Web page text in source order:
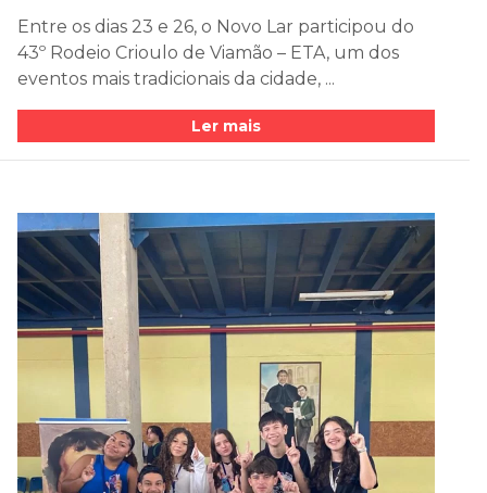
Entre os dias 23 e 26, o Novo Lar participou do
43º Rodeio Crioulo de Viamão – ETA, um dos
eventos mais tradicionais da cidade, ...
Ler mais